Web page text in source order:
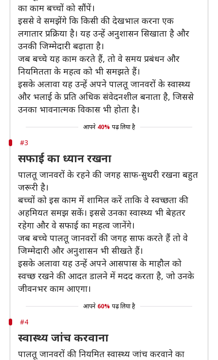
का काम बच्चों को सौंपें।
इससे वे समझेंगे कि किसी की देखभाल करना एक
लगातार प्रक्रिया है। यह उन्हें अनुशासन सिखाता है और
उनकी जिम्मेदारी बढ़ाता है।
जब बच्चे यह काम करते हैं, तो वे समय प्रबंधन और
नियमितता के महत्व को भी समझते हैं।
इसके अलावा यह उन्हें अपने पालतू जानवरों के स्वास्थ्य
और भलाई के प्रति अधिक संवेदनशील बनाता है, जिससे
उनका भावनात्मक विकास भी होता है।
आपने 40% पढ़ लिया है
#3
सफाई का ध्यान रखना
पालतू जानवरों के रहने की जगह साफ-सुथरी रखना बहुत
जरूरी है।
बच्चों को इस काम में शामिल करें ताकि वे स्वच्छता की
अहमियत समझ सकें। इससे उनका स्वास्थ्य भी बेहतर
रहेगा और वे सफाई का महत्व जानेंगे।
जब बच्चे पालतू जानवरों की जगह साफ करते हैं तो वे
जिम्मेदारी और अनुशासन भी सीखते हैं।
इसके अलावा यह उन्हें अपने आसपास के माहौल को
स्वच्छ रखने की आदत डालने में मदद करता है, जो उनके
जीवनभर काम आएगा।
आपने 60% पढ़ लिया है
#4
स्वास्थ्य जांच करवाना
पालतू जानवरों की नियमित स्वास्थ्य जांच करवाने का